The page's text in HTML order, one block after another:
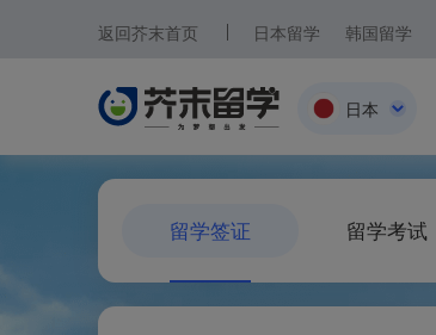
返回芥末首页 日本留学 韩国留学
日本
日本
韩国
英国
留学签证 留学考试